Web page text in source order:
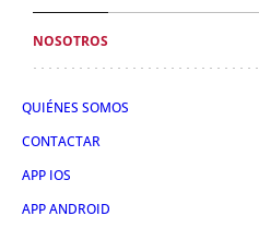
NOSOTROS
QUIÉNES SOMOS
CONTACTAR
APP IOS
APP ANDROID